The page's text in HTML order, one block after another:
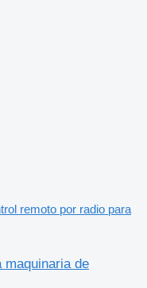
remoto por radio para
maquinaria de